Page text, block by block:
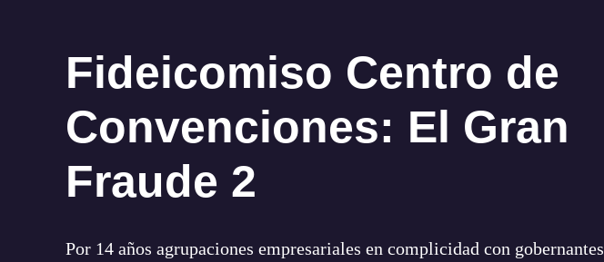
Fideicomiso Centro de
Convenciones: El Gran
Fraude 2
Por 14 años agrupaciones empresariales en complicidad con gobernantes